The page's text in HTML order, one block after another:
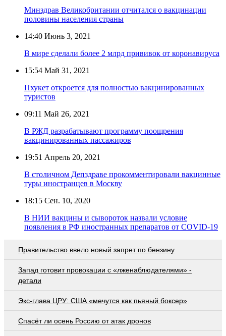
Минздрав Великобритании отчитался о вакцинации
половины населения страны
14:40 Июнь 3, 2021
В мире сделали более 2 млрд прививок от коронавируса
15:54 Май 31, 2021
Пхукет откроется для полностью вакцинированных
туристов
09:11 Май 26, 2021
В РЖД разрабатывают программу поощрения
вакцинированных пассажиров
19:51 Апрель 20, 2021
В столичном Депздраве прокомментировали вакцинные
туры иностранцев в Москву
18:15 Сен. 10, 2020
В НИИ вакцины и сывороток назвали условие
появления в РФ иностранных препаратов от COVID-19
Правительство ввело новый запрет по бензину
Запад готовит провокации с «лженаблюдателями» -
детали
Экс-глава ЦРУ: США «мечутся как пьяный боксер»
Спасёт ли осень Россию от атак дронов